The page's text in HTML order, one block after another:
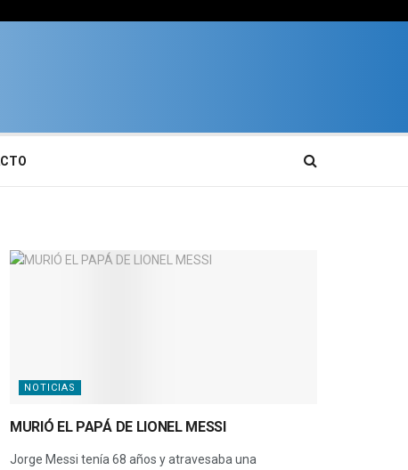
NOTICIAS
MURIÓ EL PAPÁ DE LIONEL MESSI
Jorge Messi tenía 68 años y atravesaba una